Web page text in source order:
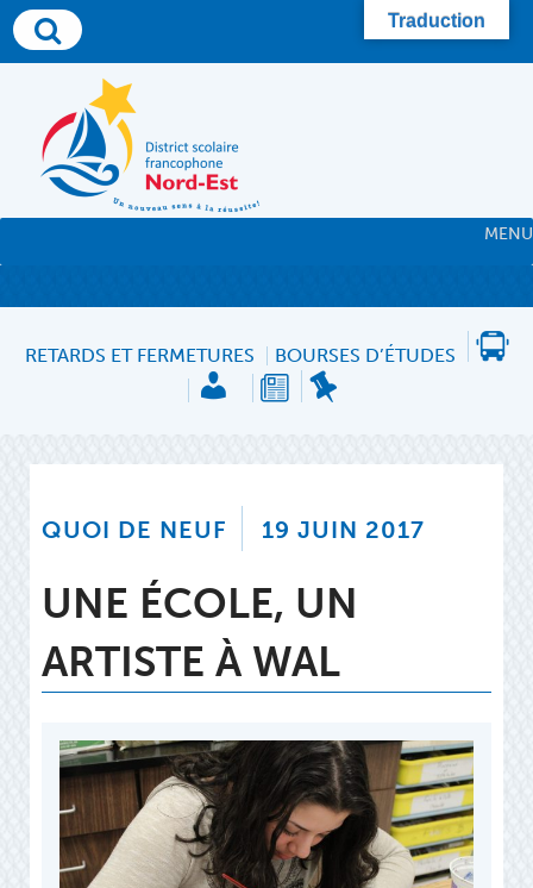
Skip
to
content
MENU
RETARDS ET FERMETURES BOURSES D’ÉTUDES
QUOI DE NEUF 19 JUIN 2017
UNE ÉCOLE, UN
ARTISTE À WAL
Traduction